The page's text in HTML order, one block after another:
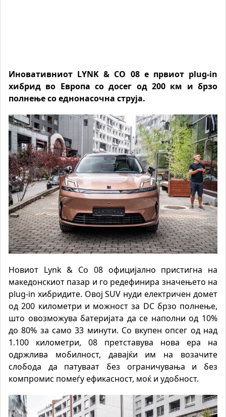
Иновативниот LYNK & CO 08 е првиот plug-in
хибрид во Европа со досег од 200 км и брзо
полнење со еднонасочна струја.
Новиот Lynk & Co 08 официјално пристигна на
македонскиот пазар и го редефинира значењето на
plug-in хибридите. Овој SUV нуди електричен домет
од 200 километри и можност за DC брзо полнење,
што овозможува батеријата да се наполни од 10%
до 80% за само 33 минути. Со вкупен опсег од над
1.100 километри, 08 претставува нова ера на
одржлива мобилност, давајќи им на возачите
слобода да патуваат без ограничувања и без
компромис помеѓу ефикасност, моќ и удобност.